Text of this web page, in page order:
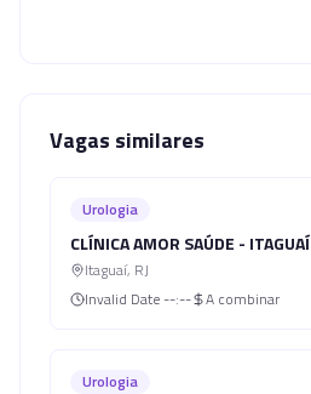
Vagas similares
Urologia
CLÍNICA AMOR SAÚDE - ITAGUAÍ
Itaguaí, RJ
Invalid Date --:-- A combinar
Urologia